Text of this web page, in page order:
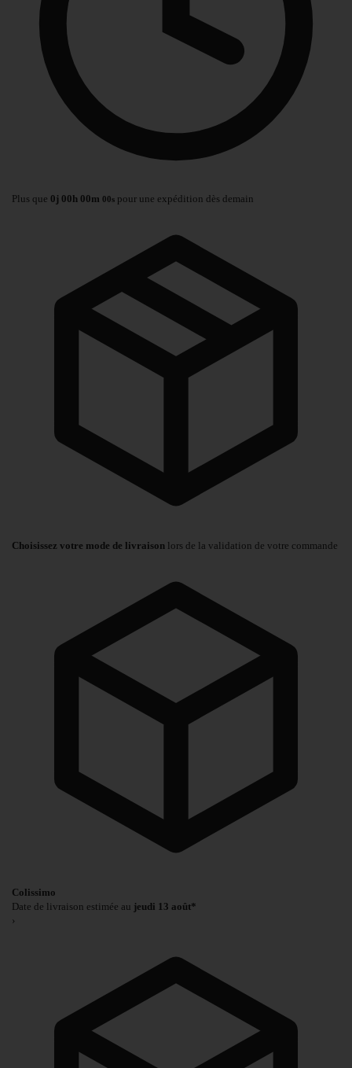
Plus que 0j 00h 00m 00s pour une expédition dès demain
Choisissez votre mode de livraison lors de la validation de votre commande
Colissimo
Date de livraison estimée au jeudi 13 août*
›